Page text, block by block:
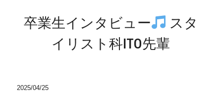
卒業生インタビュー
スタ
イリスト科ITO先輩
2025/04/25